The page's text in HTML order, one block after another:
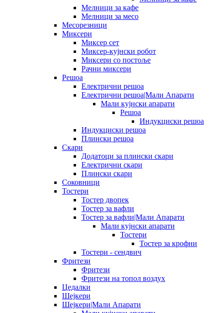
Мелници за кафе
Мелници за месо
Месорезници
Миксери
Миксер сет
Миксер-кујнски робот
Миксери со постоље
Рачни миксери
Решоа
Електрични решоа
Електрични решоа|Мали Апарати
Мали кујнски апарати
Решоа
Индукциски решоа
Индукциски решоа
Плински решоа
Скари
Додатоци за плински скари
Електрични скари
Плински скари
Соковници
Тостери
Тостер двопек
Тостер за вафли
Тостер за вафли|Мали Апарати
Мали кујнски апарати
Тостери
Тостер за крофни
Тостери - сендвич
Фритези
Фритези
Фритези на топол воздух
Цедалки
Шејкери
Шејкери|Мали Апарати